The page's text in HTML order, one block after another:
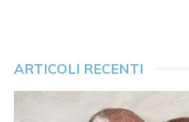
ARTICOLI RECENTI